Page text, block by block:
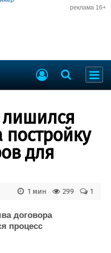
реклама 16+
объявлений
флота
лишился
постройку
для
1
299
1 мин
договора
процесс